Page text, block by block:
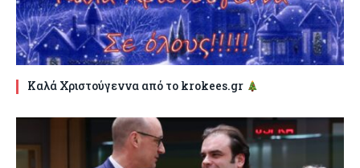
Καλά Χριστούγεννα από το krokees.gr